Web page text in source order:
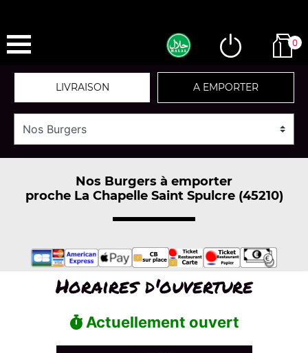
0
LIVRAISON A EMPORTER
Nos Burgers à emporter
proche La Chapelle Saint Spulcre (45210)
Horaires d'ouverture
Actuellement ouvert